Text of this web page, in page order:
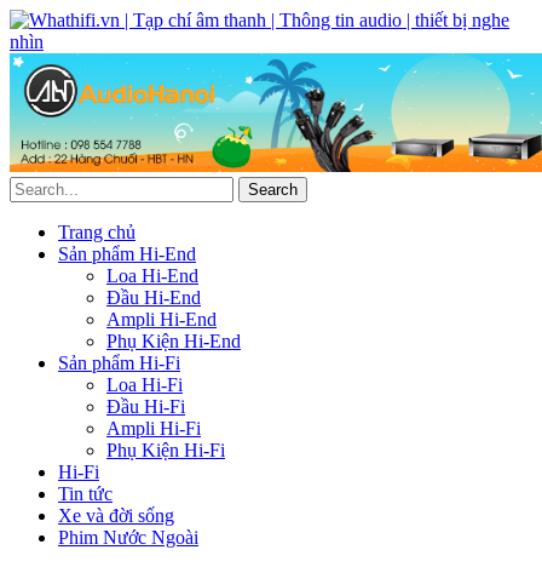
Trang chủ
Sản phẩm Hi-End
Loa Hi-End
Đầu Hi-End
Ampli Hi-End
Phụ Kiện Hi-End
Sản phẩm Hi-Fi
Loa Hi-Fi
Đầu Hi-Fi
Ampli Hi-Fi
Phụ Kiện Hi-Fi
Hi-Fi
Tin tức
Xe và đời sống
Phim Nước Ngoài